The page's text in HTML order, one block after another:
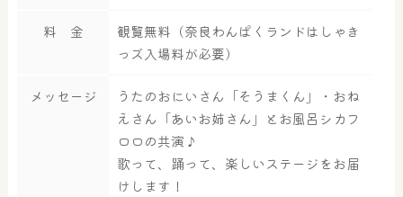
大浴場 サウナ・岩盤浴
屋内レジャープール
料 金
観覧無料（奈良わんぱくランドはしゃき
っズ入場料が必要）
メッセージ
うたのおにいさん「そうまくん」・おね
えさん「あいお姉さん」とお風呂シカフ
ロロの共演♪
歌って、踊って、楽しいステージをお届
けします！